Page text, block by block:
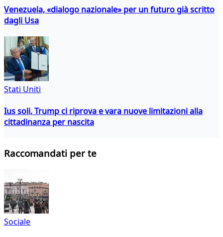
Venezuela, «dialogo nazionale» per un futuro già scritto
dagli Usa
Stati Uniti
Ius soli, Trump ci riprova e vara nuove limitazioni alla
cittadinanza per nascita
Raccomandati per te
Sociale